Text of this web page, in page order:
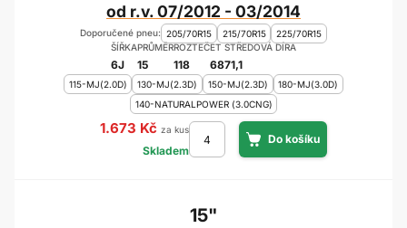
od r.v. 07/2012 - 03/2014
ŠÍŘKA
6J
PRŮMĚR
15
ROZTEČ
118
ET
68
STŘEDOVÁ DÍRA
71,1
Doporučené pneu: 205/70R15 215/70R15 225/70R15
115-MJ(2.0D) 130-MJ(2.3D) 150-MJ(2.3D)
180-MJ(3.0D)
140-NATURALPOWER (3.0CNG)
1.673 Kčza kus
Skladem
15"